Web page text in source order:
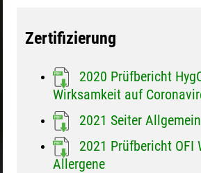
Zertifizierung
2020 Prüfbericht
Wirksamkeit auf
2021 Seiter Allgemein
2021 Prüfbericht OFI
Allergene